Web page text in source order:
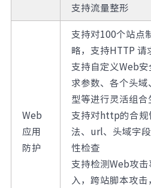
支持流量整形
Web
应用
防护
支持对100个站点
略，支持HTTP 请
支持自定义Web
求参数、各个头
型等进行灵活组合
支持对http的合规
法、url、头域字
性检查
支持检测Web攻
入，跨站脚本攻击